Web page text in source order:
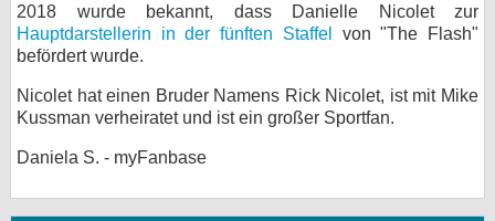
2018 wurde bekannt, dass Danielle Nicolet zur
Hauptdarstellerin in der fünften Staffel
von "The Flash"
befördert wurde.
Nicolet hat einen Bruder Namens Rick Nicolet, ist mit Mike
Kussman verheiratet und ist ein großer Sportfan.
Daniela S. - myFanbase
Impressum
myFanbase